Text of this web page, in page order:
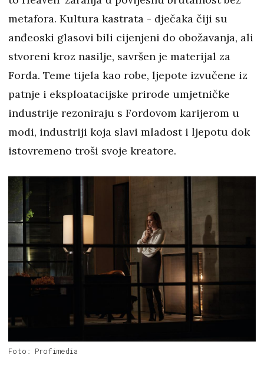
metafora. Kultura kastrata - dječaka čiji su
anđeoski glasovi bili cijenjeni do obožavanja, ali
stvoreni kroz nasilje, savršen je materijal za
Forda. Teme tijela kao robe, ljepote izvučene iz
patnje i eksploatacijske prirode umjetničke
industrije rezoniraju s Fordovom karijerom u
modi, industriji koja slavi mladost i ljepotu dok
istovremeno troši svoje kreatore.
Foto: Profimedia